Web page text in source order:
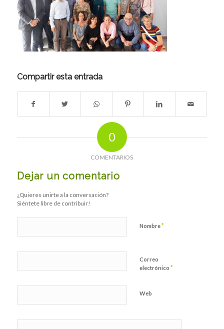
Compartir esta entrada
0
COMENTARIOS
Dejar un comentario
¿Quieres unirte a la conversación?
Siéntete libre de contribuir!
Nombre*
Correo
electrónico *
Web